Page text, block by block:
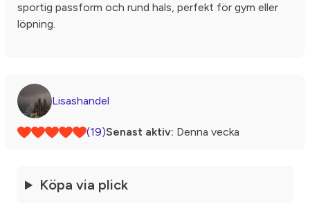
sportig passform och rund hals, perfekt för gym eller
löpning.
Lisashandel
(19)Senast aktiv: Denna vecka
Köpa via plick